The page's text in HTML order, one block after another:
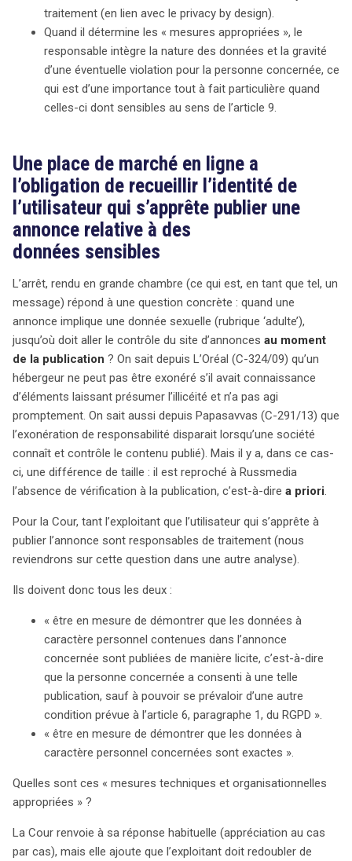
traitement (en lien avec le privacy by design).
Quand il détermine les « mesures appropriées », le
responsable intègre la nature des données et la gravité
d’une éventuelle violation pour la personne concernée, ce
qui est d’une importance tout à fait particulière quand
celles-ci dont sensibles au sens de l’article 9.
Une place de marché en ligne a
l’obligation de recueillir l’identité de
l’utilisateur qui s’apprête publier une
annonce relative à des
données sensibles
L’arrêt, rendu en grande chambre (ce qui est, en tant que tel, un
message) répond à une question concrète : quand une
annonce implique une donnée sexuelle (rubrique ‘adulte’),
jusqu’où doit aller le contrôle du site d’annonces au moment
de la publication ? On sait depuis L’Oréal (C-324/09) qu’un
hébergeur ne peut pas être exonéré s’il avait connaissance
d’éléments laissant présumer l’illicéité et n’a pas agi
promptement. On sait aussi depuis Papasavvas (C-291/13) que
l’exonération de responsabilité disparait lorsqu’une société
connaît et contrôle le contenu publié). Mais il y a, dans ce cas-
ci, une différence de taille : il est reproché à Russmedia
l’absence de vérification à la publication, c’est-à-dire a priori.
Pour la Cour, tant l’exploitant que l’utilisateur qui s’apprête à
publier l’annonce sont responsables de traitement (nous
reviendrons sur cette question dans une autre analyse).
Ils doivent donc tous les deux :
« être en mesure de démontrer que les données à
caractère personnel contenues dans l’annonce
concernée sont publiées de manière licite, c’est-à-dire
que la personne concernée a consenti à une telle
publication, sauf à pouvoir se prévaloir d’une autre
condition prévue à l’article 6, paragraphe 1, du RGPD ».
« être en mesure de démontrer que les données à
caractère personnel concernées sont exactes ».
Quelles sont ces « mesures techniques et organisationnelles
appropriées » ?
La Cour renvoie à sa réponse habituelle (appréciation au cas
par cas), mais elle ajoute que l’exploitant doit redoubler de